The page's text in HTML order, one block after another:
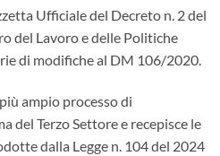
Ufficiale del Decreto n. 2 del
del Lavoro e delle Politiche
di modifiche al DM 106/2020.
ampio processo di
del Terzo Settore e recepisce le
dalla Legge n. 104 del 2024